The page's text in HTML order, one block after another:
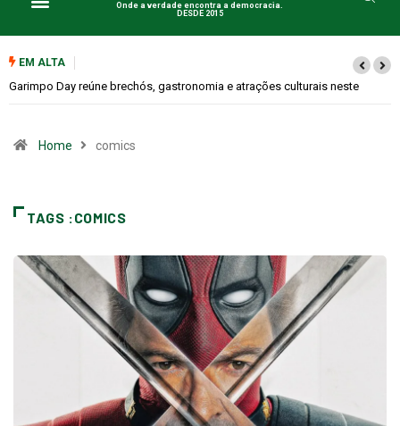
Onde a verdade encontra a democracia.
DESDE 2015
EM ALTA
Garimpo Day reúne brechós, gastronomia e atrações culturais neste
Home comics
TAGS :COMICS